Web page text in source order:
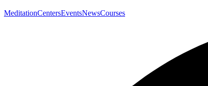
MeditationCentersEventsNewsCourses